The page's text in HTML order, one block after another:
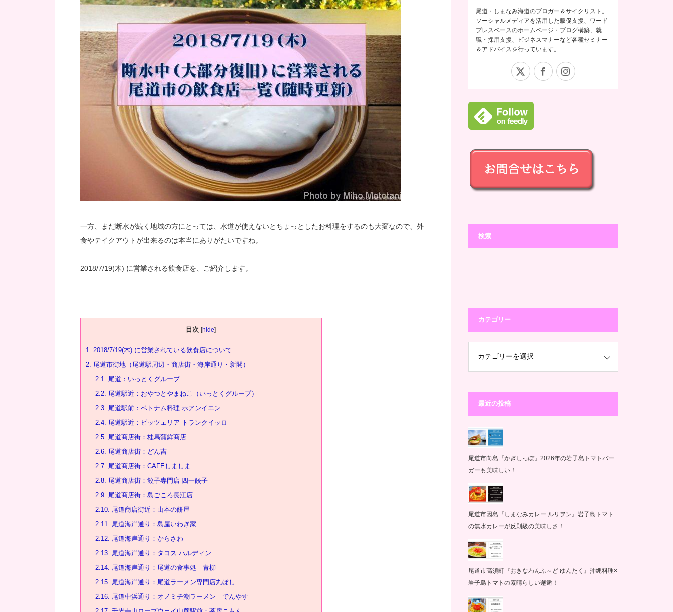
一方、まだ断水が続く地域の方にとっては、水道が使えないとちょっとしたお料理をするのも大変なので、外
食やテイクアウトが出来るのは本当にありがたいですね。
2018/7/19(木) に営業される飲食店を、ご紹介します。
目次 [hide]
1. 2018/7/19(木) に営業されている飲食店について
2. 尾道市街地（尾道駅周辺・商店街・海岸通り・新開）
2.1. 尾道：いっとくグループ
2.2. 尾道駅近：おやつとやまねこ（いっとくグループ）
2.3. 尾道駅前：ベトナム料理 ホアンイエン
2.4. 尾道駅近：ピッツェリア トランクイッロ
2.5. 尾道商店街：桂馬蒲鉾商店
2.6. 尾道商店街：どん吉
2.7. 尾道商店街：CAFEしましま
2.8. 尾道商店街：餃子専門店 四一餃子
2.9. 尾道商店街：島ごころ長江店
2.10. 尾道商店街近：山本の餅屋
2.11. 尾道海岸通り：島屋いわぎ家
2.12. 尾道海岸通り：からさわ
2.13. 尾道海岸通り：タコス ハルディン
2.14. 尾道海岸通り：尾道の食事処 青柳
2.15. 尾道海岸通り：尾道ラーメン専門店丸ぼし
2.16. 尾道中浜通り：オノミチ潮ラーメン でんやす
尾道・しまなみ海道のブロガー＆サイクリスト。
ソーシャルメディアを活用した販促支援、ワード
プレスベースのホームページ・ブログ構築、就
職・採用支援、ビジネスマナーなど各種セミナー
＆アドバイスを行っています。
Facebook
検索
カテゴリー
最近の投稿
尾道市向島『かぎしっぽ』2026年の岩子島トマトバー
ガーも美味しい！
尾道市因島『しまなみカレー ルリヲン』岩子島トマト
の無水カレーが反則級の美味しさ！
尾道市高須町『おきなわんふ～ど ゆんたく』沖縄料理×
岩子島トマトの素晴らしい邂逅！